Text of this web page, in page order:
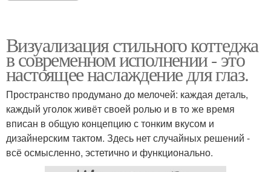
Визуализация стильного коттеджа
в современном исполнении - это
настоящее наслаждение для глаз.
Пространство продумано до мелочей: каждая деталь,
каждый уголок живёт своей ролью и в то же время
вписан в общую концепцию с тонким вкусом и
дизайнерским тактом. Здесь нет случайных решений -
всё осмысленно, эстетично и функционально.